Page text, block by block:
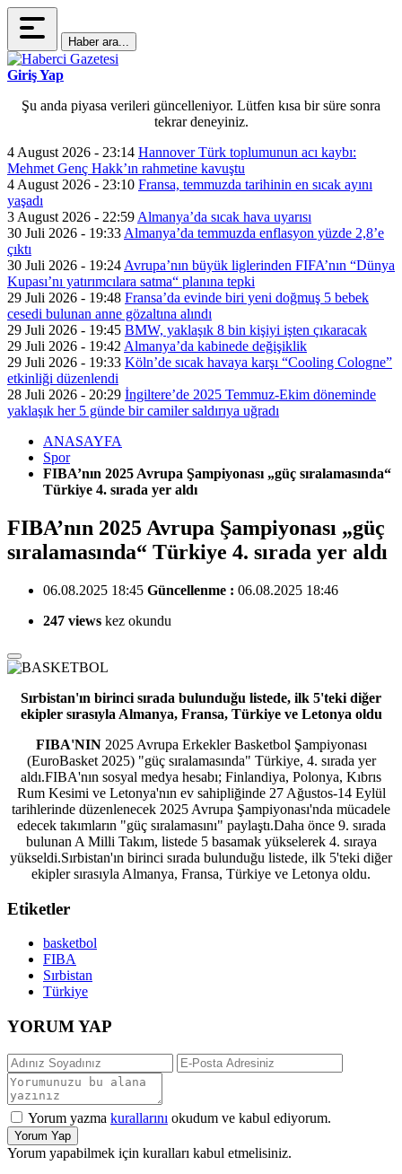
Haber ara...
Giriş Yap
Şu anda piyasa verileri güncelleniyor. Lütfen kısa bir süre sonra
tekrar deneyiniz.
4 August 2026 - 23:14 Hannover Türk toplumunun acı kaybı:
Mehmet Genç Hakk’ın rahmetine kavuştu
4 August 2026 - 23:10 Fransa, temmuzda tarihinin en sıcak ayını
yaşadı
3 August 2026 - 22:59 Almanya’da sıcak hava uyarısı
30 Juli 2026 - 19:33 Almanya’da temmuzda enflasyon yüzde 2,8’e
çıktı
30 Juli 2026 - 19:24 Avrupa’nın büyük liglerinden FIFA’nın “Dünya
Kupası’nı yatırımcılara satma“ planına tepki
29 Juli 2026 - 19:48 Fransa’da evinde biri yeni doğmuş 5 bebek
cesedi bulunan anne gözaltına alındı
29 Juli 2026 - 19:45 BMW, yaklaşık 8 bin kişiyi işten çıkaracak
29 Juli 2026 - 19:42 Almanya’da kabinede değişiklik
29 Juli 2026 - 19:33 Köln’de sıcak havaya karşı “Cooling Cologne”
etkinliği düzenlendi
28 Juli 2026 - 20:29 İngiltere’de 2025 Temmuz-Ekim döneminde
yaklaşık her 5 günde bir camiler saldırıya uğradı
ANASAYFA
Spor
FIBA’nın 2025 Avrupa Şampiyonası „güç sıralamasında“
Türkiye 4. sırada yer aldı
FIBA’nın 2025 Avrupa Şampiyonası „güç
sıralamasında“ Türkiye 4. sırada yer aldı
06.08.2025 18:45 Güncellenme : 06.08.2025 18:46
247 views kez okundu
Sırbistan'ın birinci sırada bulunduğu listede, ilk 5'teki diğer
ekipler sırasıyla Almanya, Fransa, Türkiye ve Letonya oldu
FIBA'NIN2025 Avrupa Erkekler Basketbol Şampiyonası
(EuroBasket 2025) "güç sıralamasında" Türkiye, 4. sırada yer
aldı.FIBA'nın sosyal medya hesabı; Finlandiya, Polonya, Kıbrıs
Rum Kesimi ve Letonya'nın ev sahipliğinde 27 Ağustos-14 Eylül
tarihlerinde düzenlenecek 2025 Avrupa Şampiyonası'nda mücadele
edecek takımların "güç sıralamasını" paylaştı.Daha önce 9. sırada
bulunan A Milli Takım, listede 5 basamak yükselerek 4. sıraya
yükseldi.Sırbistan'ın birinci sırada bulunduğu listede, ilk 5'teki diğer
ekipler sırasıyla Almanya, Fransa, Türkiye ve Letonya oldu.
Etiketler
basketbol
FIBA
Sırbistan
Türkiye
YORUM YAP
Yorum yazma kurallarını okudum ve kabul ediyorum.
Yorum Yap
Yorum yapabilmek için kuralları kabul etmelisiniz.